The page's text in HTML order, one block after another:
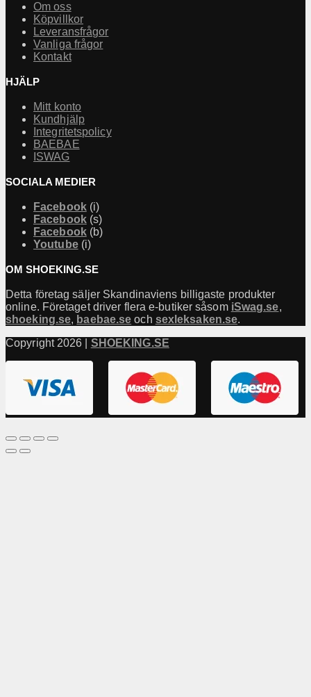
Om oss
Köpvillkor
Leveransfrågor
Vanliga frågor
Kontakt
HJÄLP
Mitt konto
Kundhjälp
Integritetspolicy
BAEBAE
ISWAG
SOCIALA MEDIER
Facebook(i)
Facebook(s)
Facebook(b)
Youtube(i)
OM SHOEKING.SE
Detta företag säljer Skandinaviens billigaste produkter
online. Företaget driver flera e-butiker såsom iSwag.se,
shoeking.se, baebae.se och sexleksaken.se.
Copyright 2026 | SHOEKING.SE